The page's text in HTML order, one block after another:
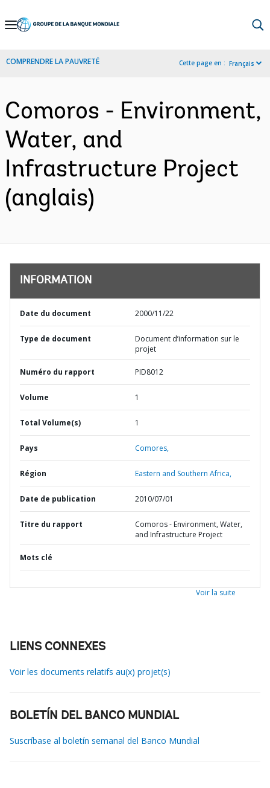
Skip
Navigation
COMPRENDRE LA PAUVRETÉ Cette page en : Français
Comoros - Environment,
Water, and
Infrastructure Project
(anglais)
INFORMATION
Date du document 2000/11/22
Type de document
Document d’information sur le
projet
Numéro du rapport PID8012
Volume 1
Total Volume(s) 1
Pays Comores,
Région Eastern and Southern Africa,
Date de publication 2010/07/01
Titre du rapport
Comoros - Environment, Water,
and Infrastructure Project
Mots clé
Voir la suite
LIENS CONNEXES
Voir les documents relatifs au(x) projet(s)
BOLETÍN DEL BANCO MUNDIAL
Suscríbase al boletín semanal del Banco Mundial